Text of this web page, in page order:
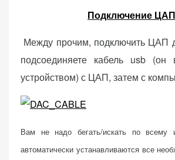
Подключение ЦАП
Между прочим, подключить ЦАП
подсоединяете кабель usb (он
устройством) с ЦАП, затем с
Вам не надо бегать/искать по всему
автоматически устанавливаются все